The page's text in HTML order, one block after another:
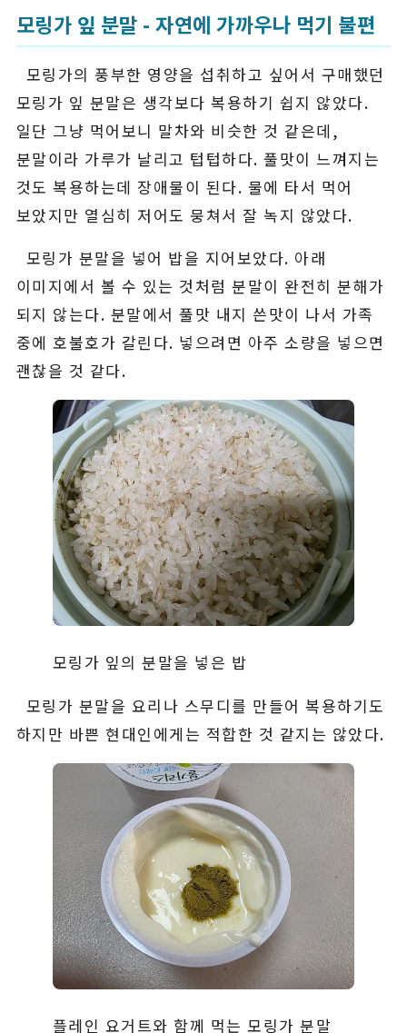
모링가 잎 분말 - 자연에 가까우나 먹기 불편
모링가의 풍부한 영양을 섭취하고 싶어서 구매했던
모링가 잎 분말은 생각보다 복용하기 쉽지 않았다.
일단 그냥 먹어보니 말차와 비슷한 것 같은데,
분말이라 가루가 날리고 텁텁하다. 풀맛이 느껴지는
것도 복용하는데 장애물이 된다. 물에 타서 먹어
보았지만 열심히 저어도 뭉쳐서 잘 녹지 않았다.
모링가 분말을 넣어 밥을 지어보았다. 아래
이미지에서 볼 수 있는 것처럼 분말이 완전히 분해가
되지 않는다. 분말에서 풀맛 내지 쓴맛이 나서 가족
중에 호불호가 갈린다. 넣으려면 아주 소량을 넣으면
괜찮을 것 같다.
모링가 잎의 분말을 넣은 밥
모링가 분말을 요리나 스무디를 만들어 복용하기도
하지만 바쁜 현대인에게는 적합한 것 같지는 않았다.
플레인 요거트와 함께 먹는 모링가 분말